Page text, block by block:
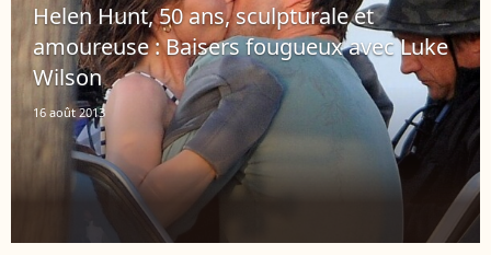
Helen Hunt, 50 ans, sculpturale et
amoureuse : Baisers fougueux avec Luke
Wilson
16 août 2013